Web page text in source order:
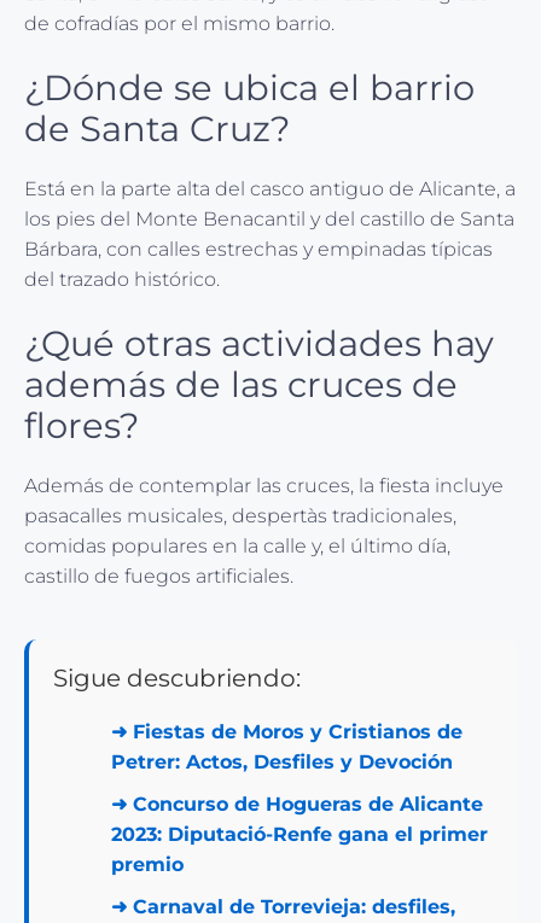
de cofradías por el mismo barrio.
¿Dónde se ubica el barrio
de Santa Cruz?
Está en la parte alta del casco antiguo de Alicante, a
los pies del Monte Benacantil y del castillo de Santa
Bárbara, con calles estrechas y empinadas típicas
del trazado histórico.
¿Qué otras actividades hay
además de las cruces de
flores?
Además de contemplar las cruces, la fiesta incluye
pasacalles musicales, despertàs tradicionales,
comidas populares en la calle y, el último día,
castillo de fuegos artificiales.
Sigue descubriendo:
➜ Fiestas de Moros y Cristianos de
Petrer: Actos, Desfiles y Devoción
➜ Concurso de Hogueras de Alicante
2023: Diputació-Renfe gana el primer
premio
➜ Carnaval de Torrevieja: desfiles,